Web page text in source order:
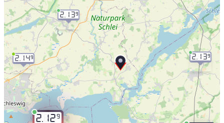
2.129
2.139
2.149
2.139